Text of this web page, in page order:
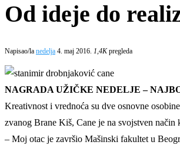
Od ideje do
Napisao/la nedelja 4. maj 2016. 1,4Kpregleda
NAGRADA UŽIČKE NEDELJE –
Kreativnost i vrednoća su dve osnovne
zvanog Brane Kiš, Cane je na svojstven način
– Moj otac je završio Mašinski fakultet u